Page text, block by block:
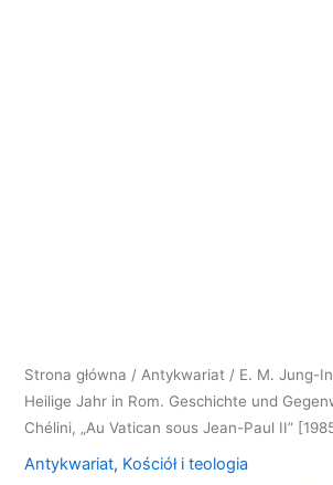
Strona główna / Antykwariat / E. M. Jung-
Heilige Jahr in Rom. Geschichte und
Chélini, „Au Vatican sous Jean-Paul II”
Antykwariat, Kościół i teologia
"Au
Vatican
sous
Paul